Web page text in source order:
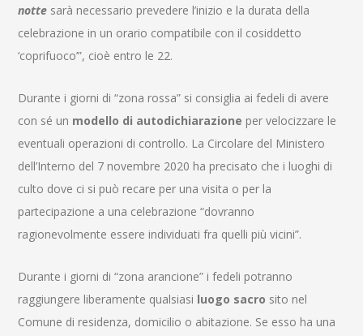
notte sarà necessario prevedere l’inizio e la durata della
celebrazione in un orario compatibile con il cosiddetto
‘coprifuoco’”, cioè entro le 22.
Durante i giorni di “zona rossa” si consiglia ai fedeli di avere
con sé un modello di autodichiarazione per velocizzare le
eventuali operazioni di controllo. La Circolare del Ministero
dell’Interno del 7 novembre 2020 ha precisato che i luoghi di
culto dove ci si può recare per una visita o per la
partecipazione a una celebrazione “dovranno
ragionevolmente essere individuati fra quelli più vicini”.
Durante i giorni di “zona arancione” i fedeli potranno
raggiungere liberamente qualsiasi luogo sacro sito nel
Comune di residenza, domicilio o abitazione. Se esso ha una